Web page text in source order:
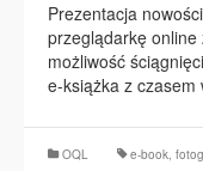
Prezentacja
przeglądarkę
możliwość
e-książka z czasem
OQL e-book,